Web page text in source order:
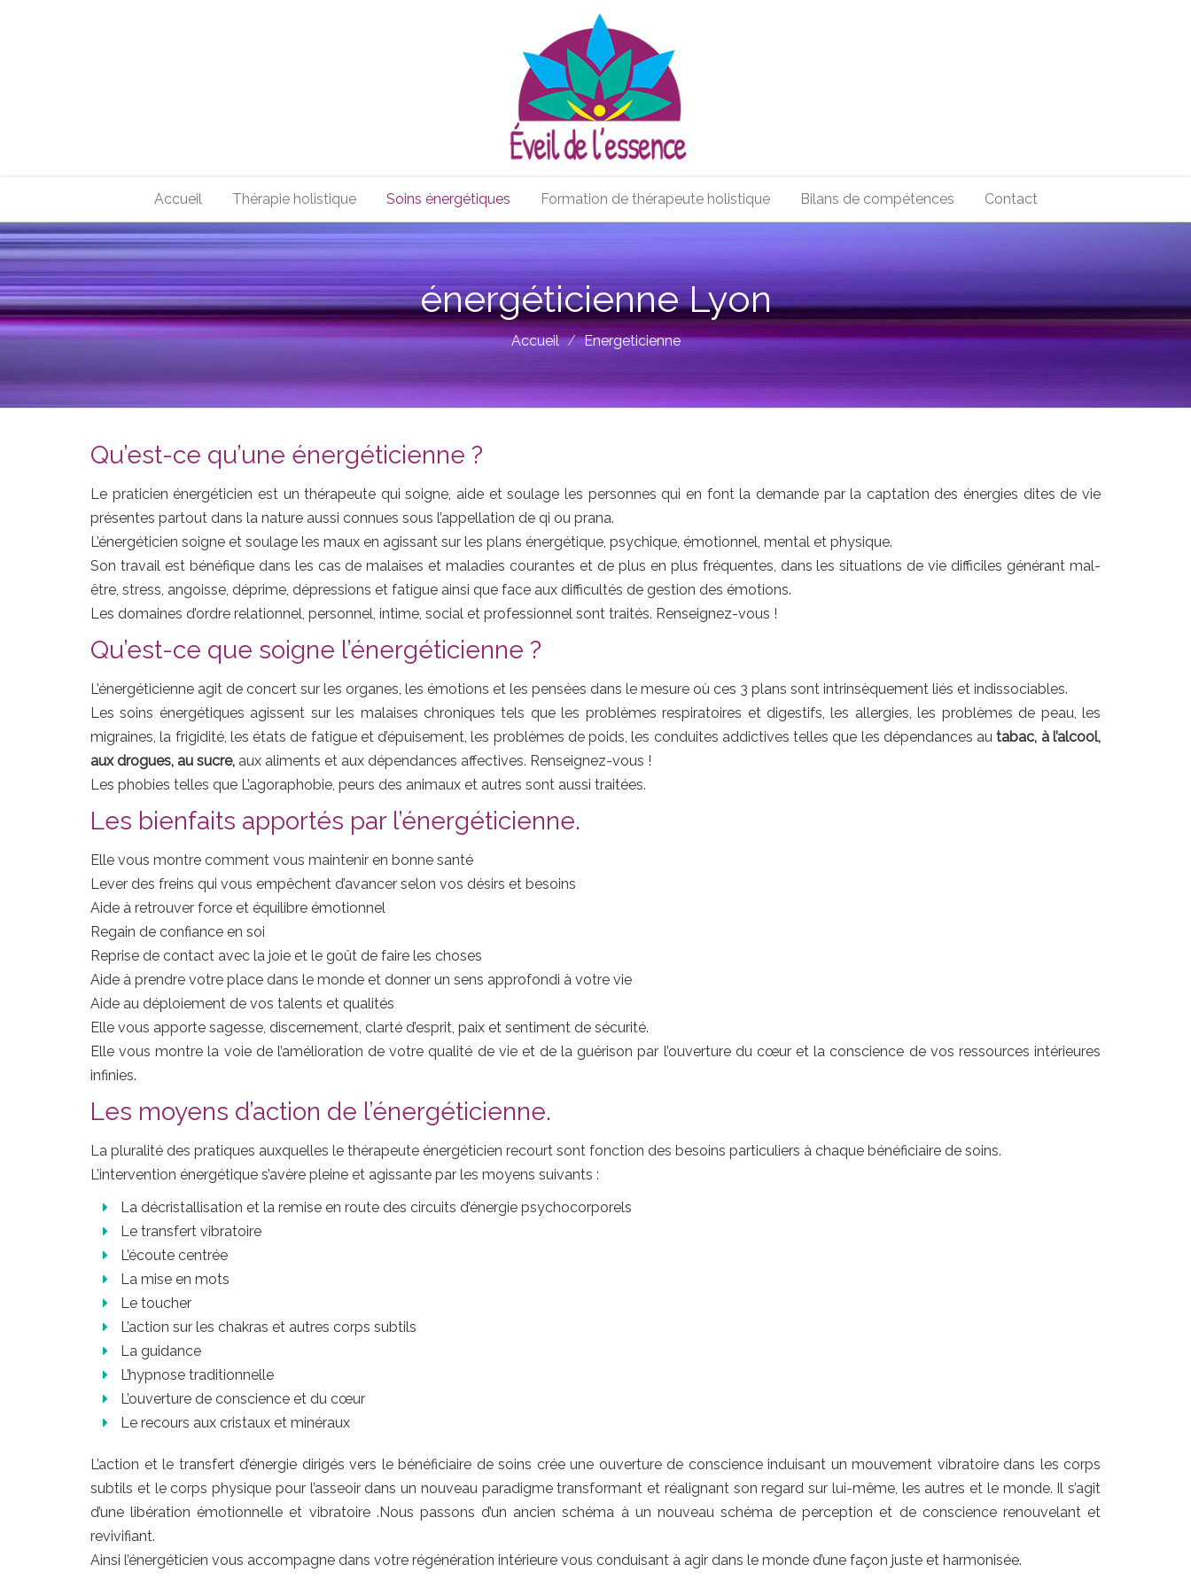
Accueil Thérapie holistique Soins énergétiques Formation de thérapeute holistique Bilans de compétences Contact
énergéticienne Lyon
Accueil Energeticienne
Qu’est-ce qu’une énergéticienne ?
Le praticien énergéticien est un thérapeute qui soigne, aide et soulage les personnes qui en font la demande par la captation des énergies dites de vie
présentes partout dans la nature aussi connues sous l’appellation de qi ou prana.
L’énergéticien soigne et soulage les maux en agissant sur les plans énergétique, psychique, émotionnel, mental et physique.
Son travail est bénéfique dans les cas de malaises et maladies courantes et de plus en plus fréquentes, dans les situations de vie difficiles générant mal-
être, stress, angoisse, déprime, dépressions et fatigue ainsi que face aux difficultés de gestion des émotions.
Les domaines d’ordre relationnel, personnel, intime, social et professionnel sont traités. Renseignez-vous !
Qu’est-ce que soigne l’énergéticienne ?
L’énergéticienne agit de concert sur les organes, les émotions et les pensées dans le mesure où ces 3 plans sont intrinsèquement liés et indissociables.
Les soins énergétiques agissent sur les malaises chroniques tels que les problèmes respiratoires et digestifs, les allergies, les problèmes de peau, les
migraines, la frigidité, les états de fatigue et d’épuisement, les problèmes de poids, les conduites addictives telles que les dépendances au tabac, à l’alcool,
aux drogues, au sucre, aux aliments et aux dépendances affectives. Renseignez-vous !
Les phobies telles que L’agoraphobie, peurs des animaux et autres sont aussi traitées.
Les bienfaits apportés par l’énergéticienne.
Elle vous montre comment vous maintenir en bonne santé
Lever des freins qui vous empêchent d’avancer selon vos désirs et besoins
Aide à retrouver force et équilibre émotionnel
Regain de confiance en soi
Reprise de contact avec la joie et le goût de faire les choses
Aide à prendre votre place dans le monde et donner un sens approfondi à votre vie
Aide au déploiement de vos talents et qualités
Elle vous apporte sagesse, discernement, clarté d’esprit, paix et sentiment de sécurité.
Elle vous montre la voie de l’amélioration de votre qualité de vie et de la guérison par l’ouverture du cœur et la conscience de vos ressources intérieures
infinies.
Les moyens d’action de l’énergéticienne.
La pluralité des pratiques auxquelles le thérapeute énergéticien recourt sont fonction des besoins particuliers à chaque bénéficiaire de soins.
L’intervention énergétique s’avère pleine et agissante par les moyens suivants :
La décristallisation et la remise en route des circuits d’énergie psychocorporels
Le transfert vibratoire
L’écoute centrée
La mise en mots
Le toucher
L’action sur les chakras et autres corps subtils
La guidance
L’hypnose traditionnelle
L’ouverture de conscience et du cœur
Le recours aux cristaux et minéraux
L’action et le transfert d’énergie dirigés vers le bénéficiaire de soins crée une ouverture de conscience induisant un mouvement vibratoire dans les corps
subtils et le corps physique pour l’asseoir dans un nouveau paradigme transformant et réalignant son regard sur lui-même, les autres et le monde. Il s’agit
d’une libération émotionnelle et vibratoire .Nous passons d’un ancien schéma à un nouveau schéma de perception et de conscience renouvelant et
revivifiant.
Ainsi l’énergéticien vous accompagne dans votre régénération intérieure vous conduisant à agir dans le monde d’une façon juste et harmonisée.